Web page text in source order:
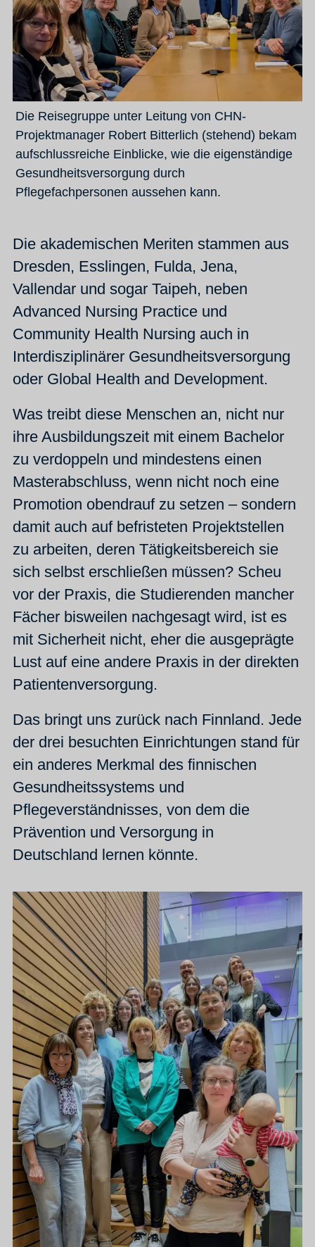
Die Reisegruppe unter Leitung von CHN-
Projektmanager Robert Bitterlich (stehend) bekam
aufschlussreiche Einblicke, wie die eigenständige
Gesundheitsversorgung durch
Pflegefachpersonen aussehen kann.
Die akademischen Meriten stammen aus
Dresden, Esslingen, Fulda, Jena,
Vallendar und sogar Taipeh, neben
Advanced Nursing Practice und
Community Health Nursing auch in
Interdisziplinärer Gesundheitsversorgung
oder Global Health and Development.
Was treibt diese Menschen an, nicht nur
ihre Ausbildungszeit mit einem Bachelor
zu verdoppeln und mindestens einen
Masterabschluss, wenn nicht noch eine
Promotion obendrauf zu setzen – sondern
damit auch auf befristeten Projektstellen
zu arbeiten, deren Tätigkeitsbereich sie
sich selbst erschließen müssen? Scheu
vor der Praxis, die Studierenden mancher
Fächer bisweilen nachgesagt wird, ist es
mit Sicherheit nicht, eher die ausgeprägte
Lust auf eine andere Praxis in der direkten
Patientenversorgung.
Das bringt uns zurück nach Finnland. Jede
der drei besuchten Einrichtungen stand für
ein anderes Merkmal des finnischen
Gesundheitssystems und
Pflegeverständnisses, von dem die
Prävention und Versorgung in
Deutschland lernen könnte.